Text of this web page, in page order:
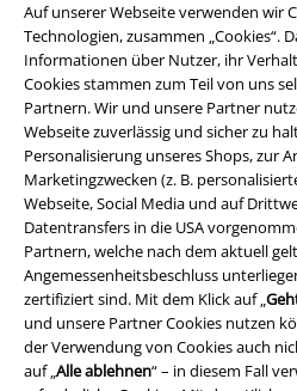
Auf unserer Webseite verwenden wir
Technologien, zusammen „Cookies“.
Informationen über Nutzer, ihr
Cookies stammen zum Teil von uns
Partnern. Wir und unsere Partner
Webseite zuverlässig und sicher zu
Personalisierung unseres Shops, zur
Marketingzwecken (z. B.
Webseite, Social Media und auf
Datentransfers in die USA
Partnern, welche nach dem aktuell
Angemessenheitsbeschluss
zertifiziert sind. Mit dem Klick auf „
und unsere Partner Cookies nutzen
der Verwendung von Cookies auch
auf „Alle ablehnen“ – in diesem Fall
Rechtliches
AGB
Impressum
Datenschutz